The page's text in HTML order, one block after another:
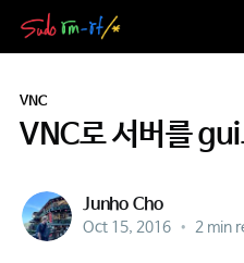
VNC
VNC로 서버를 gui
Junho Cho
Oct 15, 2016 • 2 min